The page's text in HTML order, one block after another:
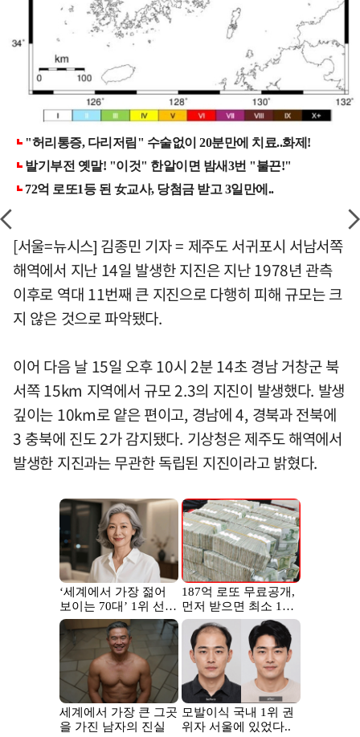
[서울=뉴시스] 김종민 기자 = 제주도 서귀포시 서남서쪽
해역에서 지난 14일 발생한 지진은 지난 1978년 관측
이후로 역대 11번째 큰 지진으로 다행히 피해 규모는 크
지 않은 것으로 파악됐다.
이어 다음 날 15일 오후 10시 2분 14초 경남 거창군 북
서쪽 15km 지역에서 규모 2.3의 지진이 발생했다. 발생
깊이는 10km로 얕은 편이고, 경남에 4, 경북과 전북에
3 충북에 진도 2가 감지됐다. 기상청은 제주도 해역에서
발생한 지진과는 무관한 독립된 지진이라고 밝혔다.